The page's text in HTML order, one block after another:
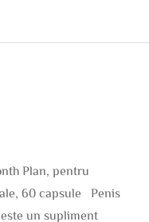
Plan, pentru
60 capsule Penis
un supliment